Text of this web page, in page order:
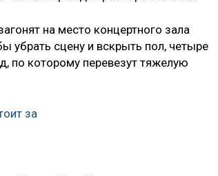
на место концертного зала
убрать сцену и вскрыть пол, четыре
по которому перевезут тяжелую
за